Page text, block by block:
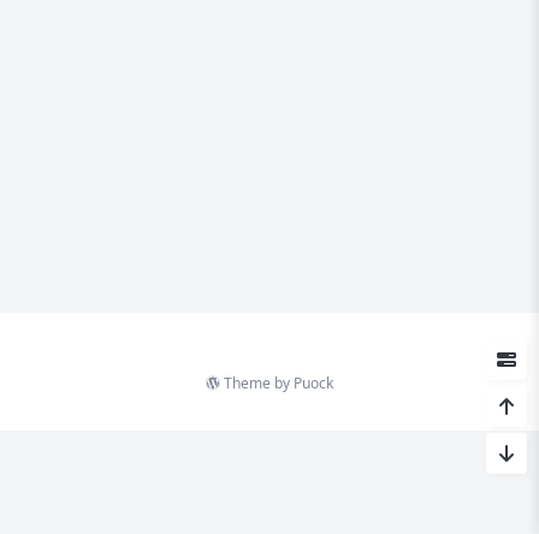
Theme by Puock